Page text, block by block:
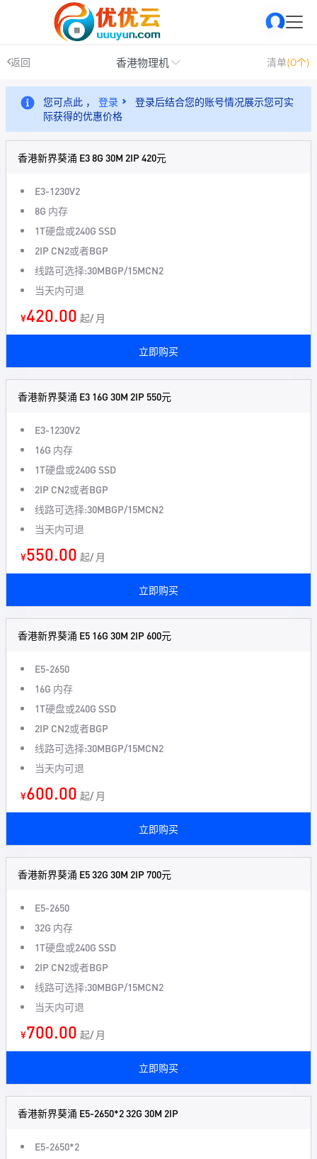
返回 香港物理机 清单(0个)
您可点此 ， 登录
登录后结合您的账号情况展示您可实
际获得的优惠价格
香港新界葵涌 E3 8G 30M 2IP 420元
E3-1230V2
8G 内存
1T硬盘或240G SSD
2IP CN2或者BGP
线路可选择:30MBGP/15MCN2
当天内可退
¥420.00 起/ 月
立即购买
香港新界葵涌 E3 16G 30M 2IP 550元
E3-1230V2
16G 内存
1T硬盘或240G SSD
2IP CN2或者BGP
线路可选择:30MBGP/15MCN2
当天内可退
¥550.00 起/ 月
立即购买
香港新界葵涌 E5 16G 30M 2IP 600元
E5-2650
16G 内存
1T硬盘或240G SSD
2IP CN2或者BGP
线路可选择:30MBGP/15MCN2
当天内可退
¥600.00 起/ 月
立即购买
香港新界葵涌 E5 32G 30M 2IP 700元
E5-2650
32G 内存
1T硬盘或240G SSD
2IP CN2或者BGP
线路可选择:30MBGP/15MCN2
当天内可退
¥700.00 起/ 月
立即购买
香港新界葵涌 E5-2650*2 32G 30M 2IP
E5-2650*2